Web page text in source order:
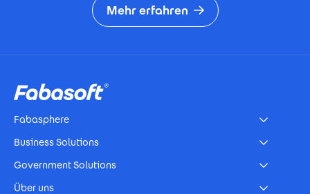
Mehr erfahren
Fabasphere
Business Solutions
Government Solutions
Über uns